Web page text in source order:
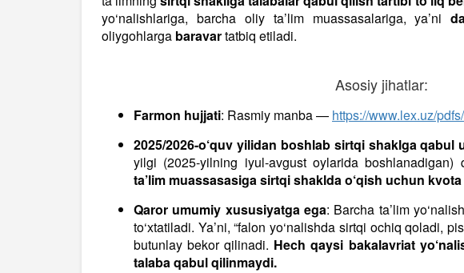
yo‘nalishlariga, barcha oliy ta’lim muassasalariga, ya’ni
oliygohlarga baravartatbiq etiladi.
Asosiy jihatlar:
Farmon hujjati: Rasmiy manba — https://www.lex.uz/
2025/2026-o‘quv yilidan boshlab sirtqi shaklga qabul
yilgi (2025-yilning iyul-avgust oylarida boshlanadigan)
ta’lim muassasasiga sirtqi shaklda o‘qish uchun
Qaror umumiy xususiyatga ega: Barcha ta’lim
to‘xtatiladi. Ya’ni, “falon yo‘nalishda sirtqi ochiq qoladi,
butunlay bekor qilinadi. Hech qaysi bakalavriat
talaba qabul qilinmaydi.